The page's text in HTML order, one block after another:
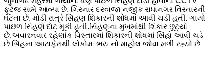
ફૂટેજ સામે આવ્યા છે. ગિરનાર દરવાજા નજીક રાધાનગર વિસ્તારની
ઘટના છે. મોડી રાત્રે સિંહણ શિકારની શોધમાં આવી ચડી હતી. ગાયો
પાછળ સિંહણે દોટ મૂકી હતી.સિંહણના મુખમાંથી શિકાર છૂટ્યો
છે.અવારનવાર રહેણાંક વિસ્તારમાં શિકારની શોધમાં સિંહો આવી ચડે
છે.સિંહના આટાફેરાથી લોકોમાં ભય નો માહોલ જોવા મળી રહ્યો છે.